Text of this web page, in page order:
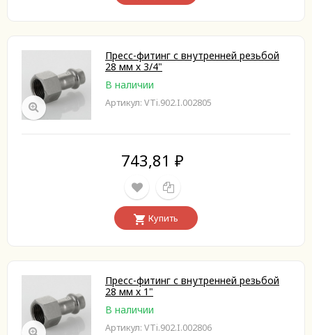
Пресс-фитинг с внутренней резьбой
28 мм х 3/4"
В наличии
Артикул: VTi.902.I.002805
743,81 ₽
Купить
Пресс-фитинг с внутренней резьбой
28 мм х 1"
В наличии
Артикул: VTi.902.I.002806